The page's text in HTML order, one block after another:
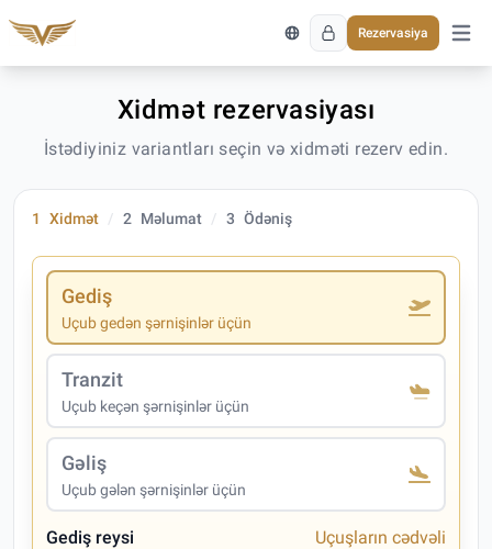
Rezervasiya
Əsas
Xidmət rezervasiyası
İstədiyiniz variantları seçin və xidməti rezerv edin.
1 Xidmət 2 Məlumat 3 Ödəniş
Gediş
Uçub gedən şərnişinlər üçün
Tranzit
Uçub keçən şərnişinlər üçün
Gəliş
Uçub gələn şərnişinlər üçün
Gediş reysi Uçuşların cədvəli